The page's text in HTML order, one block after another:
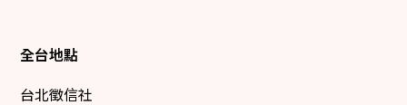
全台地點
台北徵信社